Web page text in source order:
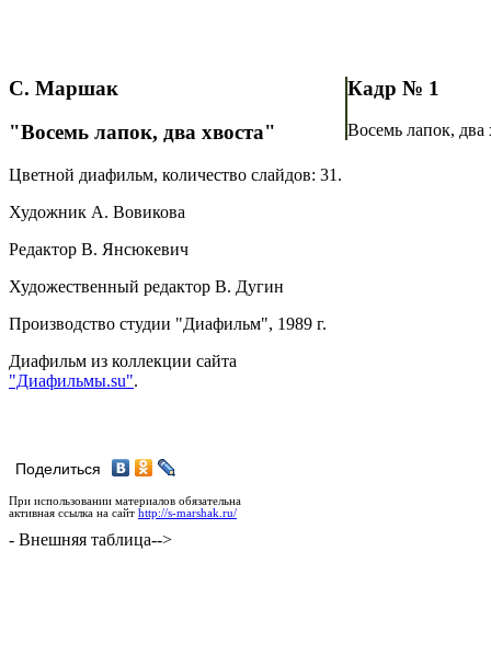
С. Маршак
"Восемь лапок, два хвоста"
Цветной диафильм, количество слайдов: 31.
Художник А. Вовикова
Редактор В. Янсюкевич
Художественный редактор В. Дугин
Производство студии "Диафильм", 1989 г.
Диафильм из коллекции сайта
"Диафильмы.su".
Кадр № 1
Восемь лапок, два
Поделиться
При использовании материалов обязательна
активная ссылка на сайт http://s-marshak.ru/
- Внешняя таблица-->